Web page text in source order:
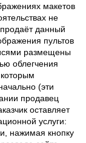
макетов
не
данный
пультов
размещены
облегчения
(эти
продавец
оставляет
услуги:
нажимая кнопку